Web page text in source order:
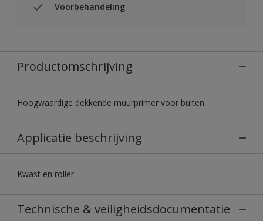
Voorbehandeling
Productomschrijving
Hoogwaardige dekkende muurprimer voor buiten
Applicatie beschrijving
Kwast en roller
Technische & veiligheidsdocumentatie